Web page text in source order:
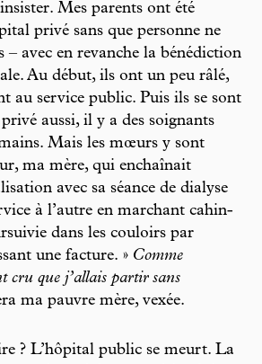
Mes parents ont été
privé sans que personne ne
– avec en revanche la bénédiction
Au début, ils ont un peu râlé,
au service public. Puis ils se sont
aussi, il y a des soignants
Mais les mœurs y sont
ma mère, qui enchaînait
avec sa séance de dialyse
à l’autre en marchant cahin-
dans les couloirs par
une facture. » Comme
cru que j’allais partir sans
ma pauvre mère, vexée.
? L’hôpital public se meurt. La